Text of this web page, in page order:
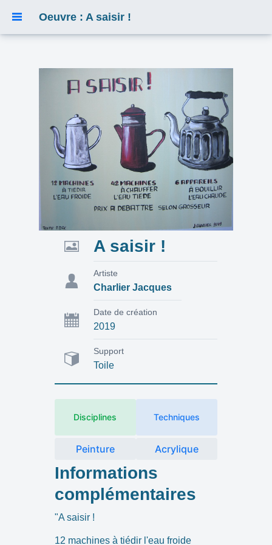
Oeuvre : A saisir !
A saisir !
Charlier Jacques
Artiste
2019
Date de création
Toile
Support
Disciplines
Peinture
Techniques
Acrylique
Informations
complémentaires
"A saisir !
12 machines à tiédir l'eau froide